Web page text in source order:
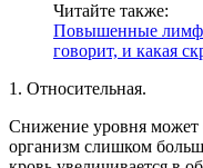
Читайте также:
Повышенные
говорит, и какая
1. Относительная.
Снижение уровня может
организм слишком